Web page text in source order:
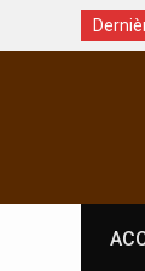
brûlée avec